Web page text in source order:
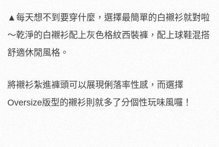
▲每天想不到要穿什麼，選擇最簡單的白襯衫就對啦
～乾淨的白襯衫配上灰色格紋西裝褲，配上球鞋混搭
舒適休閒風格。
將襯衫紮進褲頭可以展現俐落率性感，而選擇
Oversize版型的襯衫則就多了分個性玩味風囉！